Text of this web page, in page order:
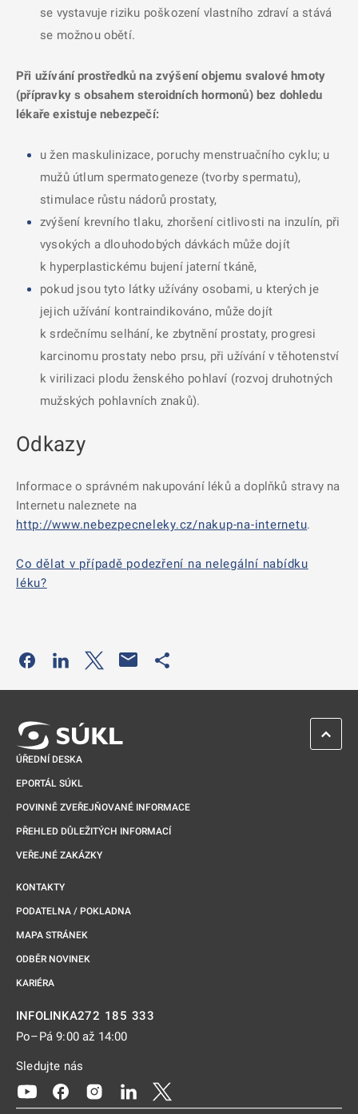
se vystavuje riziku poškození vlastního zdraví a stává
se možnou obětí.
Při užívání prostředků na zvýšení objemu svalové hmoty
(přípravky s obsahem steroidních hormonů) bez dohledu
lékaře existuje nebezpečí:
u žen maskulinizace, poruchy menstruačního cyklu; u
mužů útlum spermatogeneze (tvorby spermatu),
stimulace růstu nádorů prostaty,
zvýšení krevního tlaku, zhoršení citlivosti na inzulín, při
vysokých a dlouhodobých dávkách může dojít
k hyperplastickému bujení jaterní tkáně,
pokud jsou tyto látky užívány osobami, u kterých je
jejich užívání kontraindikováno, může dojít
k srdečnímu selhání, ke zbytnění prostaty, progresi
karcinomu prostaty nebo prsu, při užívání v těhotenství
k virilizaci plodu ženského pohlaví (rozvoj druhotných
mužských pohlavních znaků).
Odkazy
Informace o správném nakupování léků a doplňků stravy na
Internetu naleznete na
http://www.nebezpecneleky.cz/nakup-na-internetu.
Co dělat v případě podezření na nelegální nabídku
léku?
Odkaz se otevře na nové kartě
Odkaz se otevře na nové kartě
Odkaz se otevře na nové kartě
ÚŘEDNÍ DESKA
EPORTÁL SÚKL
POVINNĚ ZVEŘEJŇOVANÉ INFORMACE
PŘEHLED DŮLEŽITÝCH INFORMACÍ
VEŘEJNÉ ZAKÁZKY
KONTAKTY
PODATELNA / POKLADNA
MAPA STRÁNEK
ODBĚR NOVINEK
KARIÉRA
INFOLINKA272 185 333
Po–Pá 9:00 až 14:00
Sledujte nás
Odkaz se otevře na nové kartě
Odkaz se otevře na nové kartě
Odkaz se otevře na nové kartě
Odkaz se otevře na nové kartě
ZPĚT